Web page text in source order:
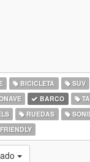
BICICLETA SUV
BARCO
RUEDAS